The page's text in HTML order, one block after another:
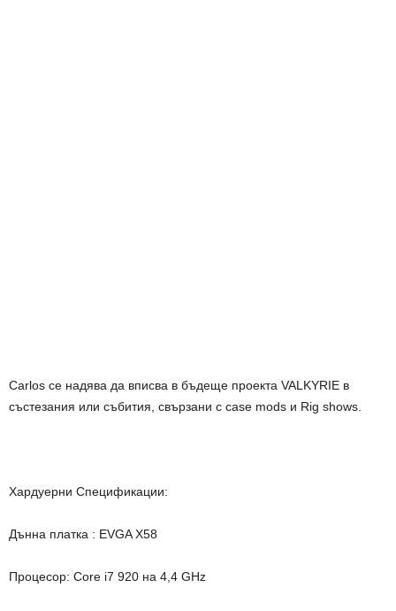
Carlos се надява да вписва в бъдеще проекта VALKYRIE в
състезания или събития, свързани с case mods и Rig shows.
Хардуерни Спецификации:
Дънна платка : EVGA X58
Процесор: Core i7 920 на 4,4 GHz